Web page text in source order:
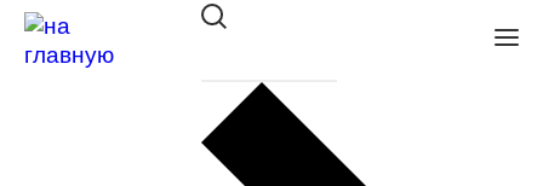
Очки с/з Mario Rossi MS 02-228